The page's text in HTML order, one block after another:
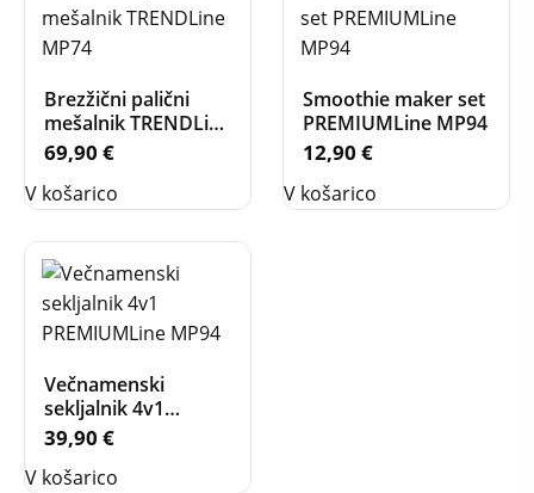
Brezžični palični
mešalnik TRENDLine
MP74
69,90 €
V košarico
Smoothie maker set
PREMIUMLine MP94
12,90 €
V košarico
Večnamenski
sekljalnik 4v1
PREMIUMLine MP94
39,90 €
V košarico